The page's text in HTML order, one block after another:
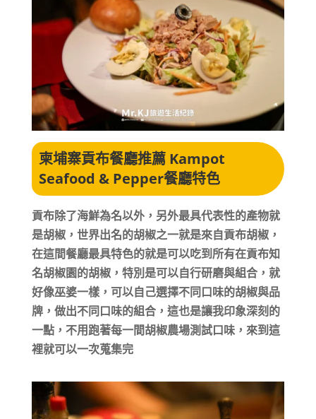
柬埔寨貢布餐廳推薦 Kampot
Seafood & Pepper餐廳特色
貢布除了海鮮為名以外，另外最具代表性的產物就
是胡椒，世界出名的胡椒之一就是來自貢布胡椒，
在這間餐廳最具特色的就是可以吃到所有在貢布知
名胡椒園的胡椒，特別是可以自行研磨與組合，就
好像巫婆一樣，可以自己選擇不同口味的胡椒與品
牌，做出不同口味的組合，這也是讓我印象深刻的
一點，不用跑著每一間胡椒農場測試口味，來到這
裡就可以一次蒐集完